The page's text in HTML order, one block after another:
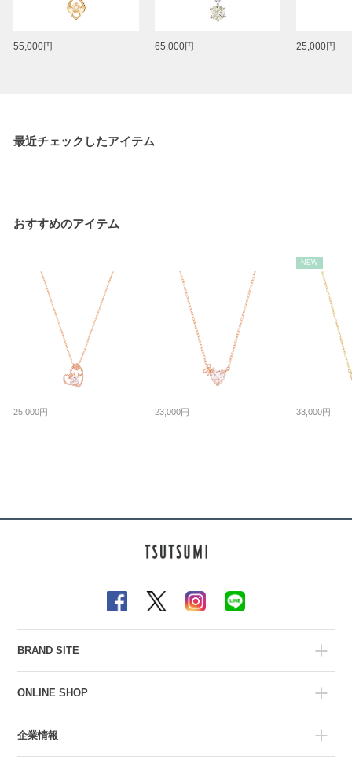
55,000円 65,000円 25,000円
最近チェックしたアイテム
おすすめのアイテム
25,000円 23,000円
NEW
33,000円
BRAND SITE
ONLINE SHOP
企業情報